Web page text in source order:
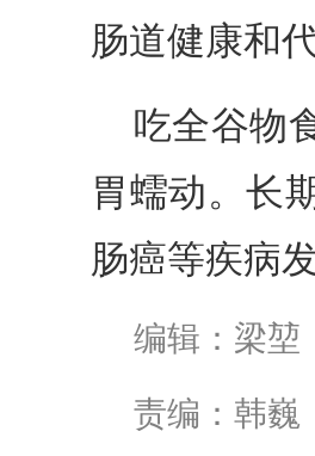
肠道健康和
吃全谷物
胃蠕动。长
肠癌等疾病
编辑：梁堃
责编：韩巍